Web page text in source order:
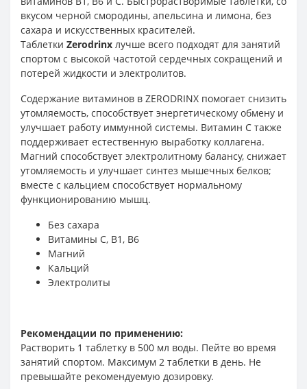
вкусом черной смородины, апельсина и лимона, без
сахара и искусственных красителей.
Таблетки Zerodrinx лучше всего подходят для занятий
спортом с высокой частотой сердечных сокращений и
потерей жидкости и электролитов.
Содержание витаминов в ZERODRINX помогает снизить
утомляемость, способствует энергетическому обмену и
улучшает работу иммунной системы. Витамин С также
поддерживает естественную выработку коллагена.
Магний способствует электролитному балансу, снижает
утомляемость и улучшает синтез мышечных белков;
вместе с кальцием способствует нормальному
функционированию мышц.
Без сахара
Витамины С, В1, В6
Магний
Кальций
Электролиты
Рекомендации по применению:
Растворить 1 таблетку в 500 мл воды. Пейте во время
занятий спортом. Максимум 2 таблетки в день. Не
превышайте рекомендуемую дозировку.